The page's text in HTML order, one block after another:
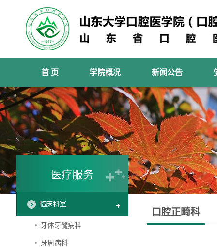
首 页 学院概况 新闻公告
医疗服务
临床科室
牙体牙髓病科
牙周病科
口腔正畸科